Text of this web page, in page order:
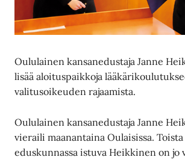
Oululainen kansanedustaja Janne
lisää aloituspaikkoja
valitusoikeuden rajaamista.
Oululainen kansanedustaja Janne
vieraili maanantaina Oulaisissa.
eduskunnassa istuva Heikkinen on jo